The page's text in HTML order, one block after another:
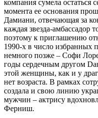
компания сумела остаться
момента ее основания
Дамиани, отвечающая за
каждая звезда-амбассадор
поэтому к приглашению
1990-х в число избранных
немного позже – Софи
годы сердечным другом
этой женщины, как и у
нет возраста. В рамках
создала и свою линию
мужчин – актрису
Ферниш.